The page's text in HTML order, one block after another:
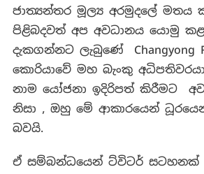
ජාත්‍යන්තර මූල්‍ය අරමුදලේ මතය
පිළිබදවත් අප අවධානය යොමු
දැකගන්නට ලැබුණේ Changyong
කොරියාවේ මහ බැංකු
නාම යෝජනා ඉදිරිපත් කිරීමට
නිසා , ඔහු මේ ආකාරයෙන්
බවයි.
ඒ සම්බන්ධයෙන් ට්විටර් සටහනක්